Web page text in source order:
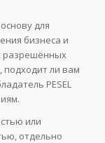
для
бизнеса и
разрешённых
подходит ли вам
PESEL
или
отдельно